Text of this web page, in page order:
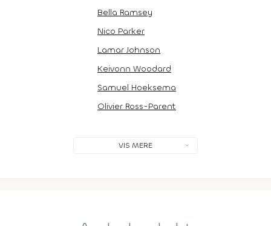
Bella Ramsey
Nico Parker
Lamar Johnson
Keivonn Woodard
Samuel Hoeksema
Olivier Ross-Parent
VIS MERE